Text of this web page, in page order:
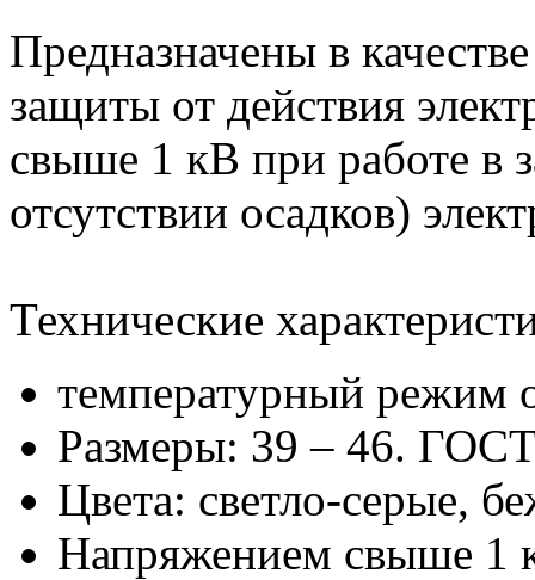
Предназначены в
защиты от действия
свыше 1 кВ при работе в
отсутствии осадков)
Технические
температурный режим
Размеры: 39 – 46.
Цвета: светло-серые,
Напряжением свыше 1